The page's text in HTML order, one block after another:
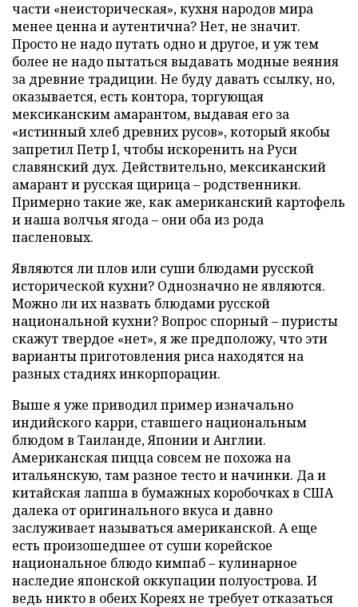
части «неисторическая», кухня народов мира
менее ценна и аутентична? Нет, не значит.
Просто не надо путать одно и другое, и уж тем
более не надо пытаться выдавать модные веяния
за древние традиции. Не буду давать ссылку, но,
оказывается, есть контора, торгующая
мексиканским амарантом, выдавая его за
«истинный хлеб древних русов», который якобы
запретил Петр I, чтобы искоренить на Руси
славянский дух. Действительно, мексиканский
амарант и русская щирица – родственники.
Примерно такие же, как американский картофель
и наша волчья ягода – они оба из рода
пасленовых.
Являются ли плов или суши блюдами русской
исторической кухни? Однозначно не являются.
Можно ли их назвать блюдами русской
национальной кухни? Вопрос спорный – пуристы
скажут твердое «нет», я же предположу, что эти
варианты приготовления риса находятся на
разных стадиях инкорпорации.
Выше я уже приводил пример изначально
индийского карри, ставшего национальным
блюдом в Таиланде, Японии и Англии.
Американская пицца совсем не похожа на
итальянскую, там разное тесто и начинки. Да и
китайская лапша в бумажных коробочках в США
далека от оригинального вкуса и давно
заслуживает называться американской. А еще
есть произошедшее от суши корейское
национальное блюдо кимпаб – кулинарное
наследие японской оккупации полуострова. И
ведь никто в обеих Кореях не требует отказаться